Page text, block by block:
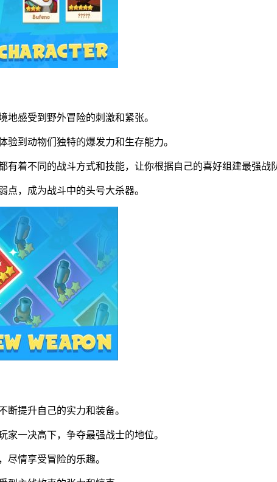
地感受到野外冒险的刺激和紧张。
验到动物们独特的爆发力和生存能力。
有着不同的战斗方式和技能，让你根据自己的喜好组建最强战
点，成为战斗中的头号大杀器。
断提升自己的实力和装备。
家一决高下，争夺最强战士的地位。
尽情享受冒险的乐趣。